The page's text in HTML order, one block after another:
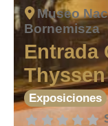
Museo
Bornemisza
Entrada
Exposiciones